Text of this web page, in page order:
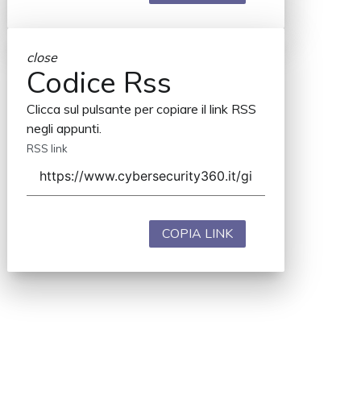
close
Codice Rss
Clicca sul pulsante per copiare il link RSS
negli appunti.
RSS link
COPIA LINK